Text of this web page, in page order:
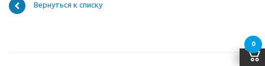
Вернуться к списку
0